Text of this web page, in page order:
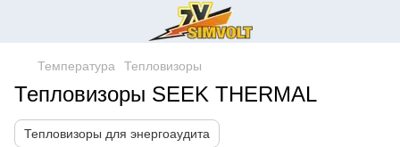
Температура Тепловизоры
Тепловизоры SEEK THERMAL
Тепловизоры для энергоаудита